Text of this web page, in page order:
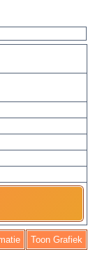
Toon Grafiek